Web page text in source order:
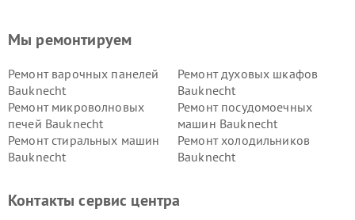
Мы ремонтируем
Ремонт варочных панелей
Bauknecht
Ремонт духовых шкафов
Bauknecht
Ремонт микроволновых
печей Bauknecht
Ремонт посудомоечных
машин Bauknecht
Ремонт стиральных машин
Bauknecht
Ремонт холодильников
Bauknecht
Контакты сервис центра